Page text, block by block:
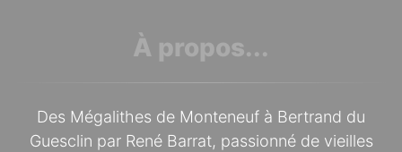
À propos...
Des Mégalithes de Monteneuf à Bertrand du
Guesclin par René Barrat, passionné de vieilles